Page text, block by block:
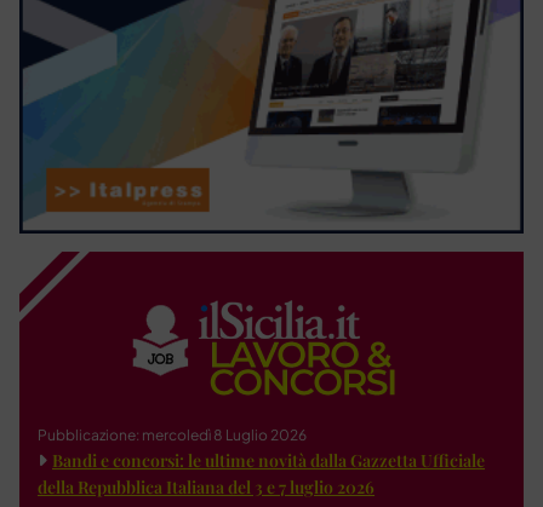
Pubblicazione: mercoledì 8 Luglio 2026
Bandi e concorsi: le ultime novità dalla Gazzetta Ufficiale
della Repubblica Italiana del 3 e 7 luglio 2026